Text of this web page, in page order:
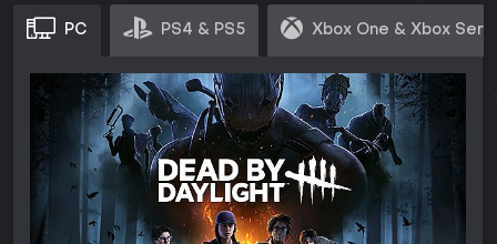
PC PS4 & PS5 Xbox One & Xbox